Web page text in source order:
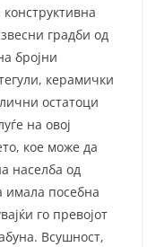
градби од
бројни
керамички
остатоци
на овој
кое може да
населба од
имала посебна
го превојот
Всушност,